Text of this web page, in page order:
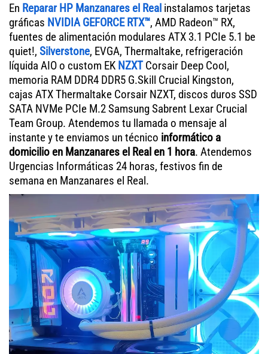
En Reparar HP Manzanares el Real instalamos tarjetas
gráficas NVIDIA GEFORCE RTX™, AMD Radeon™ RX,
fuentes de alimentación modulares ATX 3.1 PCIe 5.1 be
quiet!, Silverstone, EVGA, Thermaltake, refrigeración
líquida AIO o custom EK NZXTCorsair Deep Cool,
memoria RAM DDR4 DDR5 G.Skill Crucial Kingston,
cajas ATX Thermaltake Corsair NZXT, discos duros SSD
SATA NVMe PCIe M.2 Samsung Sabrent Lexar Crucial
Team Group. Atendemos tu llamada o mensaje al
instante y te enviamos un técnico informático a
domicilio en Manzanares el Real en 1 hora. Atendemos
Urgencias Informáticas 24 horas, festivos fin de
semana en Manzanares el Real.